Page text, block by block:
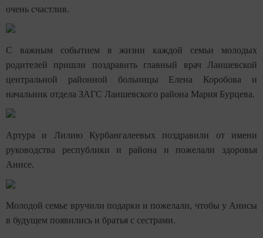
очень счастлив.
С важным событием в жизни каждой семьи молодых
родителей пришли поздравить главный врач Лаишевской
центральной районной больницы Елена Коробова и
начальник отдела ЗАГС Лаишевского района Мария Бурцева.
Артура и Лилию Курбангалеевых поздравили от имени
руководства республики и района и пожелали здоровья
Анисе.
Молодой семье вручили подарки и пожелали, чтобы у Анисы
в будущем появились и братья с сестрами.